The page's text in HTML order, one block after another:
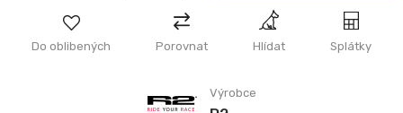
Výrobce
Do oblibených Porovnat Hlídat Splátky